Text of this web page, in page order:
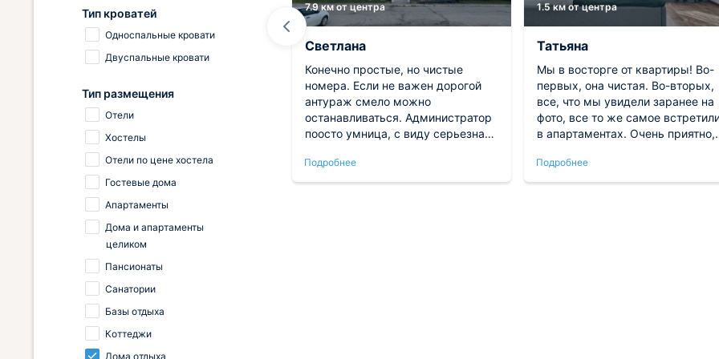
9.9 км от центра
Ульяна
восторге от проживания и очень
хвалила работников санатория.
Номер тоже был в хорошем
состоянии. Рядом красивая
зеленая зона. В следующий раз
поедем уже вместе!
Подробнее
7.9 км от центра
Светлана
Конечно простые, но чистые
номера. Если не важен дорогой
антураж смело можно
останавливаться. Администратор
поосто умница, с виду серьезная
очень человечной. Постоялец
накосячил, нот решили в моменте
Подробнее
1.5 км от центра
Татьяна
Мы в восторге от квартиры! Во-
первых, она чистая. Во-вторых,
все, что мы увидели заранее на
фото, все то же самое
в апартаментах. Очень приятно,
Мебель мягкая в хорошем
состоянии и без дефектов.
Подробнее
Тип кроватей
Односпальные кровати
Двуспальные кровати
Тип размещения
Отели
Хостелы
Отели по цене хостела
Гостевые дома
Апартаменты
Дома и апартаменты
целиком
Пансионаты
Санатории
Базы отдыха
Коттеджи
Дома отдыха